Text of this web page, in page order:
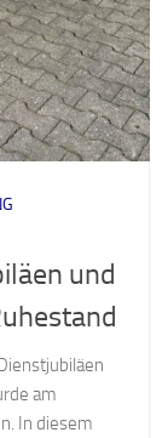
und
am
In diesem